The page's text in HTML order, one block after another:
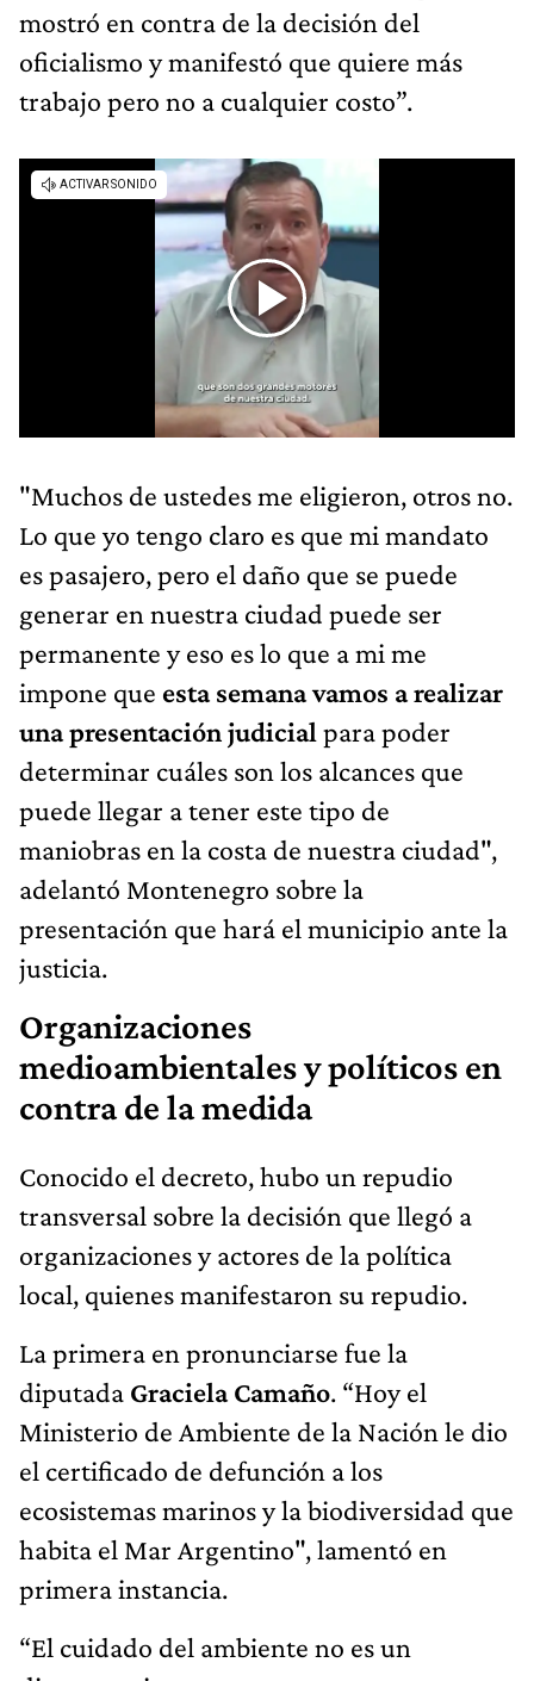
mostró en contra de la decisión del
oficialismo y manifestó que quiere más
trabajo pero no a cualquier costo”.
"Muchos de ustedes me eligieron, otros no.
Lo que yo tengo claro es que mi mandato
es pasajero, pero el daño que se puede
generar en nuestra ciudad puede ser
permanente y eso es lo que a mi me
impone que esta semana vamos a realizar
una presentación judicial para poder
determinar cuáles son los alcances que
puede llegar a tener este tipo de
maniobras en la costa de nuestra ciudad",
adelantó Montenegro sobre la
presentación que hará el municipio ante la
justicia.
Organizaciones
medioambientales y políticos en
contra de la medida
Conocido el decreto, hubo un repudio
transversal sobre la decisión que llegó a
organizaciones y actores de la política
local, quienes manifestaron su repudio.
La primera en pronunciarse fue la
diputada Graciela Camaño. “Hoy el
Ministerio de Ambiente de la Nación le dio
el certificado de defunción a los
ecosistemas marinos y la biodiversidad que
habita el Mar Argentino", lamentó en
primera instancia.
“El cuidado del ambiente no es un